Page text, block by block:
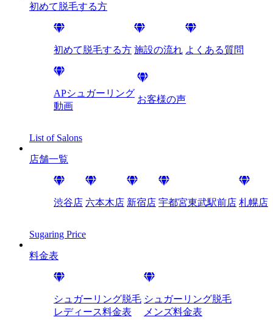
初めて脱毛する方
初めて脱毛する方 施設の流れ よくある質問
APシュガーリング
動画
お客様の声
List of Salons
店舗一覧
渋谷店 六本木店 新宿店 宇都宮東武駅前店 札幌店
Sugaring Price
料金表
シュガーリング脱毛
レディース料金表
シュガーリング脱毛
メンズ料金表